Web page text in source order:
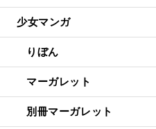
少女マンガ
りぼん
マーガレット
別冊マーガレット